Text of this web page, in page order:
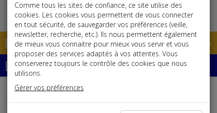
Base documentaire
Dépêches
j
Fiscal,Social
Comme tous les sites de confiance, ce site utilise des
cookies. Les cookies vous permettent de vous connecter
en tout sécurité, de sauvegarder vos préférences (veille,
newsletter, recherche, etc.). Ils nous permettent également
de mieux vous connaitre pour mieux vous servir et vous
proposer des services adaptés à vos attentes. Vous
conserverez toujours le contrôle des cookies que nous
utilisons.
Gérer vos préférences